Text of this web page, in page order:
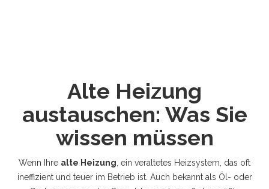
Alte Heizung
austauschen: Was Sie
wissen müssen
Wenn Ihre alte Heizung ein veraltetes Heizsystem, das oft
ineffizient und teuer im Betrieb ist. Auch bekannt als Öl- oder